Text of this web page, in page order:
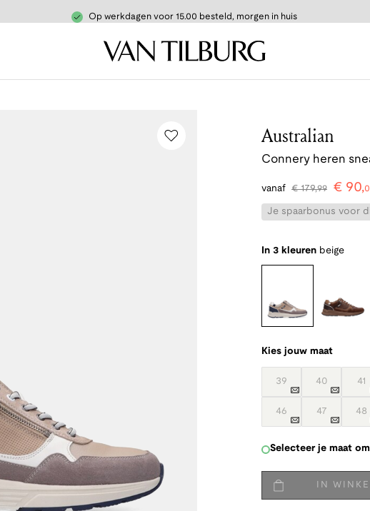
Op werkdagen voor 15.00 besteld, morgen in huis
Australian
Connery heren
vanaf €179,99 € 90,
Je spaarbonus voor
In 3 kleuren beige
Kies jouw maat
39 40 41
46 47 48
Selecteer je maat
IN